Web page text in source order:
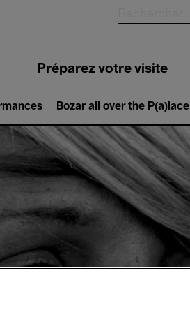
Préparez votre visite
Bozar all over the P(a)lace